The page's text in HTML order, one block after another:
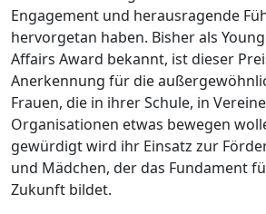
Engagement und herausragende
hervorgetan haben. Bisher als
Affairs Award bekannt, ist dieser
Anerkennung für die
Frauen, die in ihrer Schule, in
Organisationen etwas bewegen
gewürdigt wird ihr Einsatz zur
und Mädchen, der das Fundament
Zukunft bildet.